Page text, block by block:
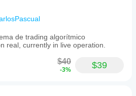
de trading algorítmico
real, currently in live operation.
$40
-3% $39